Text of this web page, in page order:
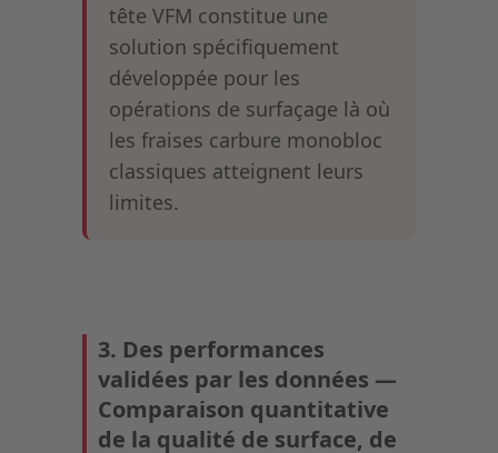
tête VFM constitue une
solution spécifiquement
développée pour les
opérations de surfaçage là où
les fraises carbure monobloc
classiques atteignent leurs
limites.
3. Des performances
validées par les données —
Comparaison quantitative
de la qualité de surface, de